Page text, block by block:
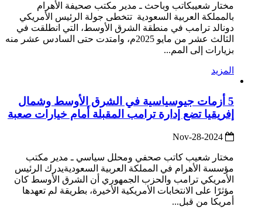
مختار شعيبكاتب وباحث ـ مدير مكتب صحيفة الأهرام
بالمملكة العربية السعودية تتخطى جولة الرئيس الأمريكي
دونالد ترامب في منطقة الشرق الأوسط، التي انطلقت في
الثالث عشر من مايو 2025م، وامتدت حتى السادس عشر منه
بزيارات إلى المم...
المزيد
5 أزمات جيوسياسية في الشرق الأوسط وشمال
إفريقيا تضع إدارة ترامب المقبلة أمام خيارات صعبة
مختار شعيب كاتب صحفي ومحلل سياسي ـ مدير مكتب
مؤسسة الأهرام في المملكة العربية السعوديةيدرك الرئيس
الأمريكي ترامب والحزب الجمهوري أن الشرق الأوسط كان
مؤثرًا على الانتخابات الأمريكية الأخيرة، بطريقة لم تعهدها
أمريكا من قبل...